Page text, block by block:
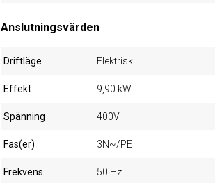
Anslutningsvärden
Driftläge Elektrisk
Effekt 9,90 kW
Spänning 400V
Fas(er) 3N~/PE
Frekvens 50 Hz